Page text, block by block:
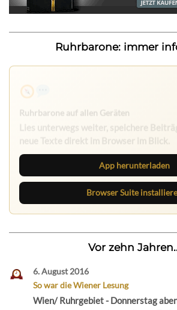
Ruhrbarone: immer
Lies unterwegs weiter, speichere
neue Texte direkt im Browser im Blick.
App herunterladen
Browser Suite
Vor zehn
6. August 2016
So war die Wiener Lesung
Wien/ Ruhrgebiet - Donnerstag